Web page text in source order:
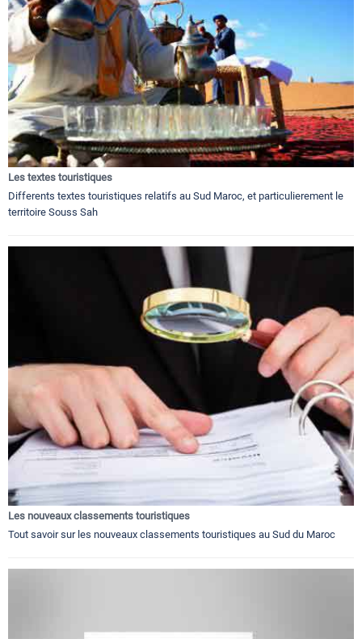
Les textes touristiques
Differents textes touristiques relatifs au Sud Maroc, et particulierement le
territoire Souss Sah
Les nouveaux classements touristiques
Tout savoir sur les nouveaux classements touristiques au Sud du Maroc